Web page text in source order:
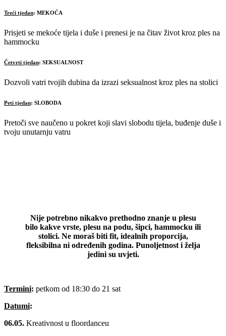
Treći tjedan: MEKOĆA
Prisjeti se mekoće tijela i duše i prenesi je na čitav život kroz ples na
hammocku
Četvrti tjedan: SEKSUALNOST
Dozvoli vatri tvojih dubina da izrazi seksualnost kroz ples na stolici
Peti tjedan: SLOBODA
Pretoči sve naučeno u pokret koji slavi slobodu tijela, buđenje duše i
tvoju unutarnju vatru
Nije potrebno nikakvo prethodno znanje u plesu
bilo kakve vrste, plesu na podu, šipci, hammocku ili
stolici. Ne moraš biti fit, idealnih proporcija,
fleksibilna ni određenih godina. Punoljetnost i želja
jedini su uvjeti.
Termini: petkom od 18:30 do 21 sat
Datumi:
06.05. Kreativnost u floordanceu